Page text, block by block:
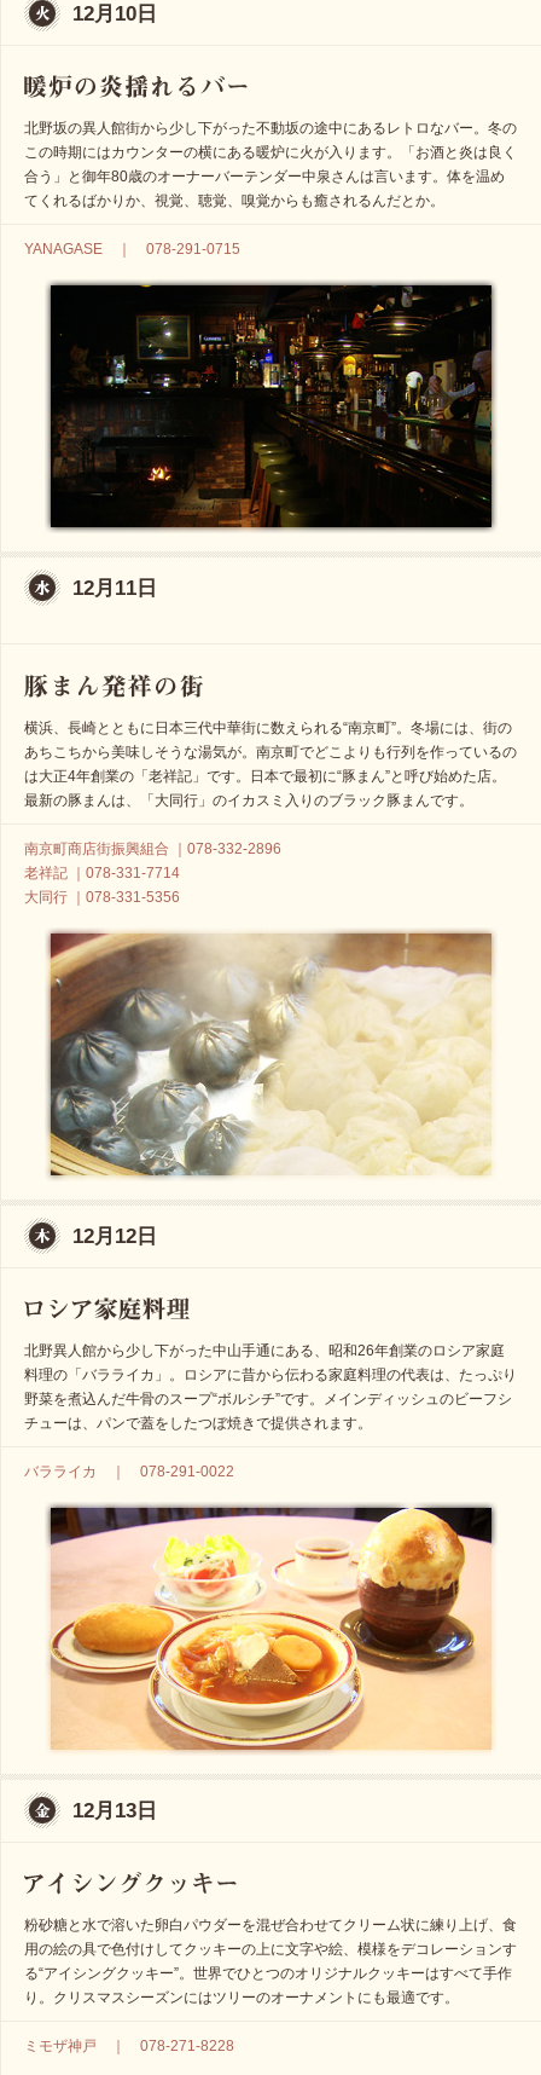
12月10日
北野坂の異人館街から少し下がった不動坂の途中にあるレトロなバー。冬の
この時期にはカウンターの横にある暖炉に火が入ります。「お酒と炎は良く
合う」と御年80歳のオーナーバーテンダー中泉さんは言います。体を温め
てくれるばかりか、視覚、聴覚、嗅覚からも癒されるんだとか。
YANAGASE ｜ 078-291-0715
12月11日
横浜、長崎とともに日本三代中華街に数えられる“南京町”。冬場には、街の
あちこちから美味しそうな湯気が。南京町でどこよりも行列を作っているの
は大正4年創業の「老祥記」です。日本で最初に“豚まん”と呼び始めた店。
最新の豚まんは、「大同行」のイカスミ入りのブラック豚まんです。
南京町商店街振興組合 ｜078-332-2896
老祥記 ｜078-331-7714
大同行 ｜078-331-5356
12月12日
北野異人館から少し下がった中山手通にある、昭和26年創業のロシア家庭
料理の「バラライカ」。ロシアに昔から伝わる家庭料理の代表は、たっぷり
野菜を煮込んだ牛骨のスープ“ボルシチ”です。メインディッシュのビーフシ
チューは、パンで蓋をしたつぼ焼きで提供されます。
バラライカ ｜ 078-291-0022
12月13日
粉砂糖と水で溶いた卵白パウダーを混ぜ合わせてクリーム状に練り上げ、食
用の絵の具で色付けしてクッキーの上に文字や絵、模様をデコレーションす
る“アイシングクッキー”。世界でひとつのオリジナルクッキーはすべて手作
り。クリスマスシーズンにはツリーのオーナメントにも最適です。
ミモザ神戸 ｜ 078-271-8228